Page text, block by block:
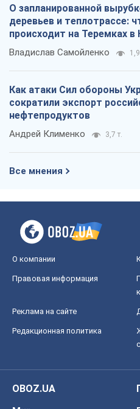
О запланированной
деревьев и теплотрассе:
происходит на Теремках в
Владислав Самойленко
Как атаки Сил обороны
сократили экспорт
нефтепродуктов
Андрей Клименко 3,7 т.
Все мнения
О компании
Правовая информация
Реклама на сайте
Редакционная политика
OBOZ.UA